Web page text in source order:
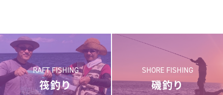
RAFT FISHING
筏釣り
SHORE FISHING
磯釣り